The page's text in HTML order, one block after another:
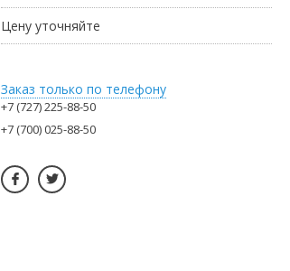
Цену уточняйте
Заказ только по телефону
+7 (727) 225-88-50
+7 (700) 025-88-50